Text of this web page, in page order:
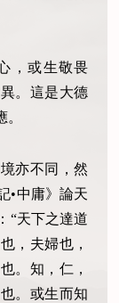
，或生敬畏
。這是大德
亦不同，然
•中庸》論天
“天下之達道
，夫婦也，
。知，仁，
。或生而知